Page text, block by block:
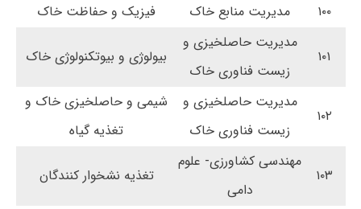
۱۰۰
مدیریت منابع خاک فیزیک و حفاظت خاک
۱۰۱
مدیریت حاصلخیزی و
زیست فناوری خاک
بیولوژی و بیوتکنولوژی خاک
۱۰۲
مدیریت حاصلخیزی و
زیست فناوری خاک
شیمی و حاصلخیزی خاک و
تغذیه گیاه
۱۰۳
مهندسی کشاورزی- علوم
دامی
تغذیه نشخوار کنندگان